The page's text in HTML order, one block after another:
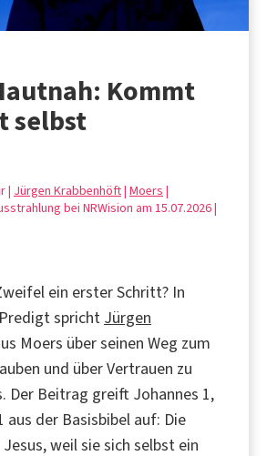
Kommt
selbst
| Jürgen Krabbenhöft| Moers |
bei NRWision am 15.07.2026 |
ein erster Schritt? In
spricht Jürgen
Moers über seinen Weg zum
und über Vertrauen zu
Der Beitrag greift Johannes 1,
aus der Basisbibel auf: Die
weil sie sich selbst ein